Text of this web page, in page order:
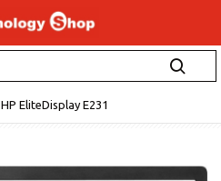
HP EliteDisplay E231